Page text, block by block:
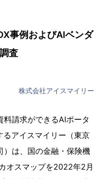
事例およびAIベンダ
査
株式会社アイスマイリー
料請求ができるAIポータ
アイスマイリー（東京
）は、国の金融・保険機
オスマップを2022年2月